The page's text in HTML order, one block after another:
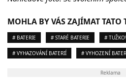
MOHLA BY VÁS ZAJÍMAT TATO
# BATERIE # STARÉ BATERIE #
# VYHAZOVÁNÍ BATERIÍ # VYHOZENÍ
Reklama